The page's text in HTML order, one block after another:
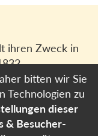
ihren Zweck in
der
Medien
bitten wir Sie
Technologien zu
dieser
& Besucher-